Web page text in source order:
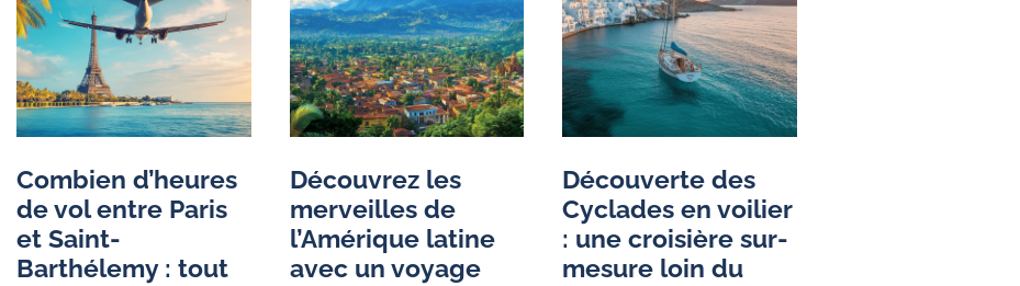
Combien d’heures
de vol entre Paris
et Saint-
Barthélemy : tout
Découvrez les
merveilles de
l’Amérique latine
avec un voyage
Découverte des
Cyclades en voilier
: une croisière sur-
mesure loin du